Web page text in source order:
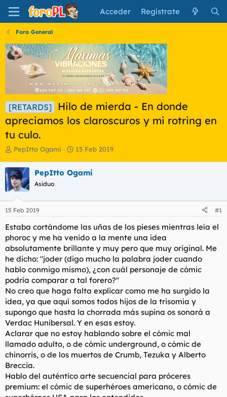
Acceder Regístrate
Foro General
[RETARDS]
Hilo de mierda - En donde
apreciamos los claroscuros y mi rotring en
tu culo.
I
i
c
i
a
d
o
d
e
l
t
e
m
a
PepItto Ogami
F
h
e
i
c
o
15 Feb 2019
PepItto Ogami
Asiduo
15 Feb 2019 #1
Estaba cortándome las uñas de los pieses mientras leía el
phoroc y me ha venido a la mente una idea
absolutamente brillante y muy pero que muy original. Me
he dicho: "joder (digo mucho la palabra joder cuando
hablo conmigo mismo), ¿con cuál personaje de cómic
podría comparar a tal forero?"
No creo que haga falta explicar como me ha surgido la
idea, ya que aquí somos todos hijos de la trisomia y
supongo que hasta la chorrada más supina os sonará a
Verdac Hunibersal. Y en esas estoy.
Aclarar que no estoy hablando sobre el cómic mal
llamado adulto, o de cómic underground, o cómic de
chinorris, o de los muertos de Crumb, Tezuka y Alberto
Breccia.
Hablo del auténtico arte secuencial para próceres
premium: el cómic de superhéroes americano, o cómic de